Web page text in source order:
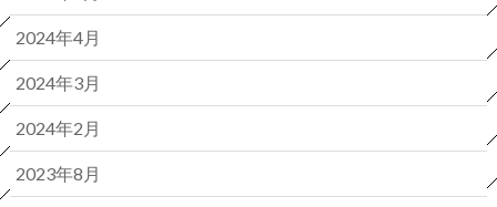
2024年4月
2024年3月
2024年2月
2023年8月